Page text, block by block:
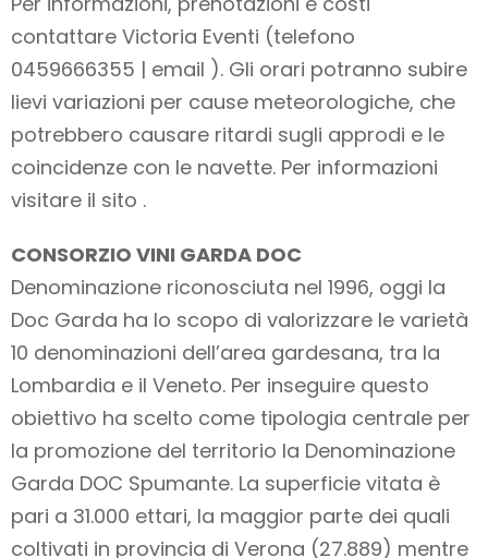
contattare Victoria Eventi (telefono
0459666355 | email ). Gli orari potranno subire
lievi variazioni per cause meteorologiche, che
potrebbero causare ritardi sugli approdi e le
coincidenze con le navette. Per informazioni
visitare il sito .
CONSORZIO VINI GARDA DOC
Denominazione riconosciuta nel 1996, oggi la
Doc Garda ha lo scopo di valorizzare le varietà
10 denominazioni dell’area gardesana, tra la
Lombardia e il Veneto. Per inseguire questo
obiettivo ha scelto come tipologia centrale per
la promozione del territorio la Denominazione
Garda DOC Spumante. La superficie vitata è
pari a 31.000 ettari, la maggior parte dei quali
coltivati in provincia di Verona (27.889) mentre